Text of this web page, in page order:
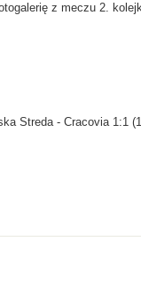
z meczu 2.
Streda - Cracovia 1:1